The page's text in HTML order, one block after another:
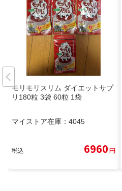
モリモリスリム ダイエットサプ
リ180粒 3袋 60粒 1袋
マイストア在庫： 4045
税込 6960円